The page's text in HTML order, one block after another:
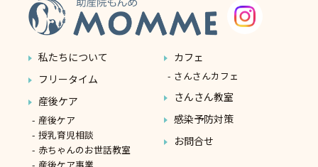
私たちについて
フリータイム
産後ケア
産後ケア
授乳育児相談
赤ちゃんのお世話教室
カフェ
さんさんカフェ
さんさん教室
感染予防対策
お問合せ